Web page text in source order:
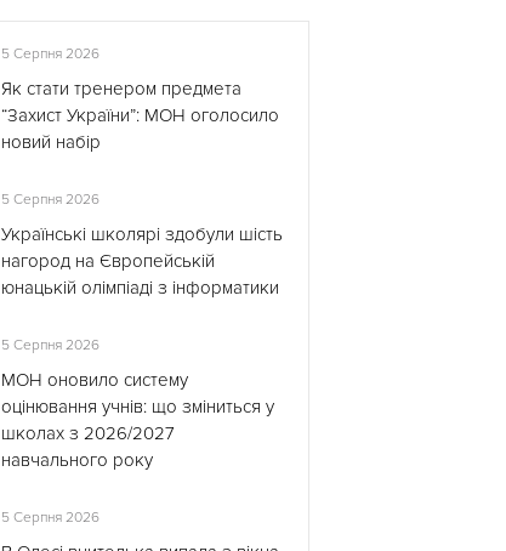
5 Серпня 2026
Як стати тренером предмета
“Захист України”: МОН оголосило
новий набір
5 Серпня 2026
Українські школярі здобули шість
нагород на Європейській
юнацькій олімпіаді з інформатики
5 Серпня 2026
МОН оновило систему
оцінювання учнів: що зміниться у
школах з 2026/2027
навчального року
5 Серпня 2026